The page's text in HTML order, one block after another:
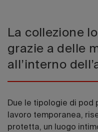
La collezione
grazie a delle
all’interno
Due le tipologie di pod
lavoro temporanea,
protetta, un luogo